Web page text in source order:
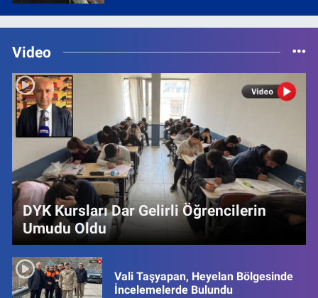
Video
DYK Kursları Dar Gelirli Öğrencilerin
Umudu Oldu
Vali Taşyapan, Heyelan Bölgesinde
İncelemelerde Bulundu